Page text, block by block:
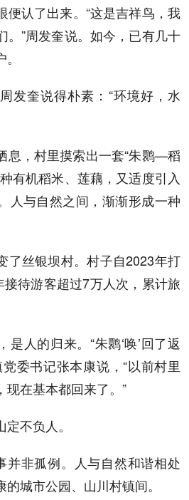
便认了出来。“这是吉祥鸟，我
。”周发奎说。如今，已有几十
发奎说得朴素：“环境好，水
息，村里摸索出一套“朱鹮—稻
有机稻米、莲藕，又适度引入
人与自然之间，渐渐形成一种
了丝银坝村。村子自2023年打
接待游客超过7万人次，累计旅
是人的归来。“朱鹮‘唤’回了返
委书记张本康说，“以前村里
现在基本都回来了。”
不负人。
并非孤例。人与自然和谐相处
城市公园、山川村镇间。